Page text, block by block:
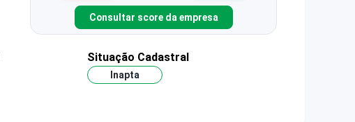
Consultar score da empresa
Situação Cadastral
Inapta